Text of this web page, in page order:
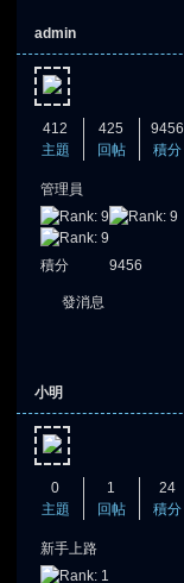
admin
412
主題
425
回帖
9456
積分
管理員
積分 9456
發消息
小明
0
主題
1
回帖
24
積分
新手上路